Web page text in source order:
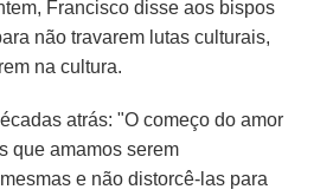
Francisco disse aos bispos
não travarem lutas culturais,
na cultura.
atrás: "O começo do amor
que amamos serem
e não distorcê-las para